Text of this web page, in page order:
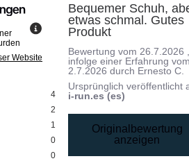
Website
4
2
1
0
0
Bequemer Schuh,
etwas schmal. Gutes
Produkt
Bewertung vom 26.7.2026
infolge einer Erfahrung
2.7.2026 durch Ernesto C.
Ursprünglich veröffentlicht
i-run.es (es)
Originalbewertung
anzeigen